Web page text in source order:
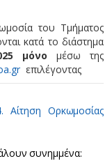
του Τμήματος
κατά το διάστημα
μόνο μέσω της
επιλέγοντας
Αίτηση Ορκωμοσίας
συνημμένα: